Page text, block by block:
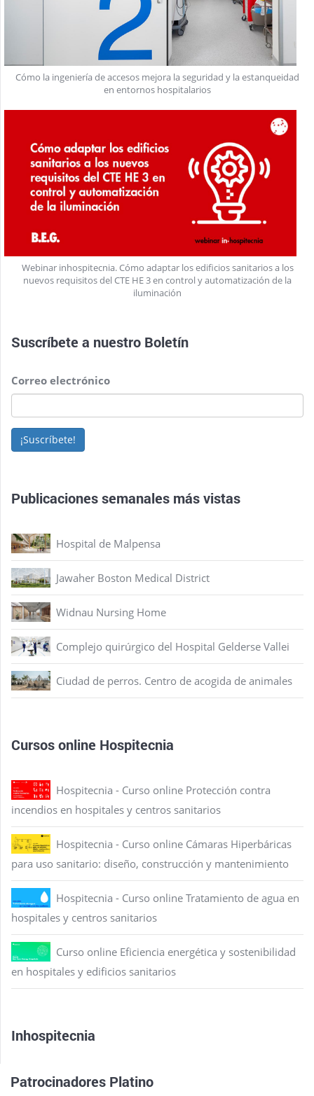
Cómo la ingeniería de accesos mejora la seguridad y la estanqueidad
en entornos hospitalarios
Webinar inhospitecnia. Cómo adaptar los edificios sanitarios a los
nuevos requisitos del CTE HE 3 en control y automatización de la
iluminación
Suscríbete a nuestro Boletín
Correo electrónico
¡Suscríbete!
Publicaciones semanales más vistas
Hospital de Malpensa
Jawaher Boston Medical District
Widnau Nursing Home
Complejo quirúrgico del Hospital Gelderse Vallei
Ciudad de perros. Centro de acogida de animales
Cursos online Hospitecnia
Hospitecnia - Curso online Protección contra
incendios en hospitales y centros sanitarios
Hospitecnia - Curso online Cámaras Hiperbáricas
para uso sanitario: diseño, construcción y mantenimiento
Hospitecnia - Curso online Tratamiento de agua en
hospitales y centros sanitarios
Curso online Eficiencia energética y sostenibilidad
en hospitales y edificios sanitarios
Inhospitecnia
Patrocinadores Platino